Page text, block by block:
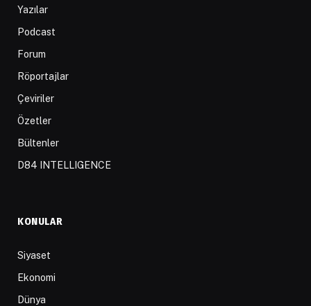
Yazılar
Podcast
Forum
Röportajlar
Çeviriler
Özetler
Bültenler
D84 INTELLIGENCE
KONULAR
Siyaset
Ekonomi
Dünya